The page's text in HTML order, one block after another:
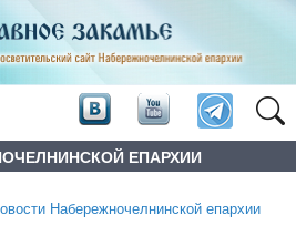
ЕПАРХИИ
Набережночелнинской епархии